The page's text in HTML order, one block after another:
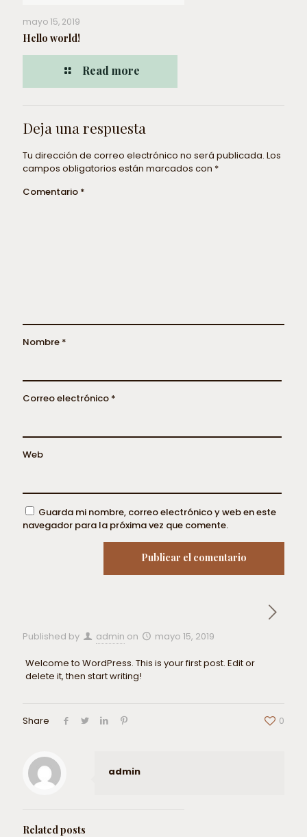
mayo 15, 2019
Hello world!
Read more
Deja una respuesta
Tu dirección de correo electrónico no será publicada. Los
campos obligatorios están marcados con *
Comentario *
Nombre *
Correo electrónico *
Web
Guarda mi nombre, correo electrónico y web en este
navegador para la próxima vez que comente.
Published by admin on mayo 15, 2019
Welcome to WordPress. This is your first post. Edit or
delete it, then start writing!
Share 0
admin
Related posts